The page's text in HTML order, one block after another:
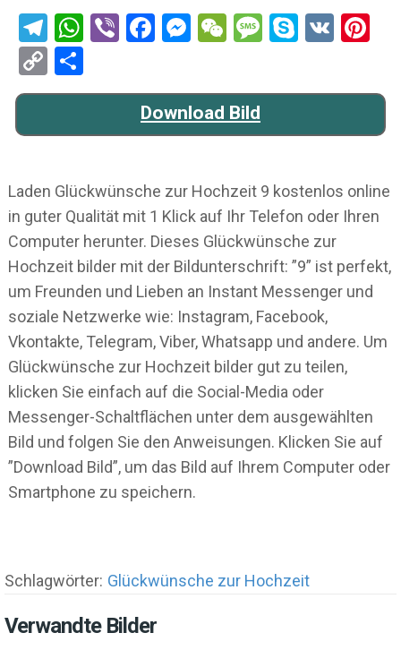
Telegram
WhatsApp
ViberFacebook
Messenger
WeChat
Message
Skype
VK
Copy
Link
Download Bild
Laden Glückwünsche zur Hochzeit 9 kostenlos online
in guter Qualität mit 1 Klick auf Ihr Telefon oder Ihren
Computer herunter. Dieses Glückwünsche zur
Hochzeit bilder mit der Bildunterschrift: ”9” ist perfekt,
um Freunden und Lieben an Instant Messenger und
soziale Netzwerke wie: Instagram, Facebook,
Vkontakte, Telegram, Viber, Whatsapp und andere. Um
Glückwünsche zur Hochzeit bilder gut zu teilen,
klicken Sie einfach auf die Social-Media oder
Messenger-Schaltflächen unter dem ausgewählten
Bild und folgen Sie den Anweisungen. Klicken Sie auf
”Download Bild”, um das Bild auf Ihrem Computer oder
Smartphone zu speichern.
Schlagwörter: Glückwünsche zur Hochzeit
Verwandte Bilder